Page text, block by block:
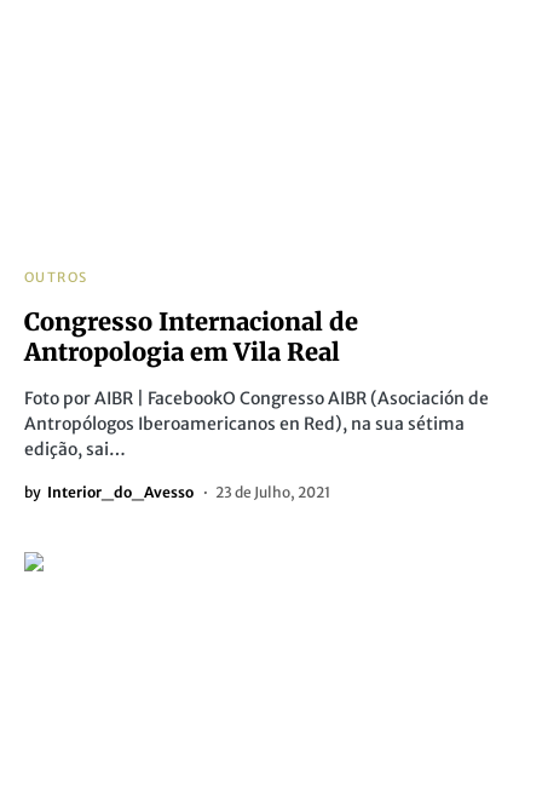
OUTROS
Congresso Internacional de
Antropologia em Vila Real
Foto por AIBR | FacebookO Congresso AIBR (Asociación de
Antropólogos Iberoamericanos en Red), na sua sétima
edição, sai…
by Interior_do_Avesso 23 de Julho, 2021